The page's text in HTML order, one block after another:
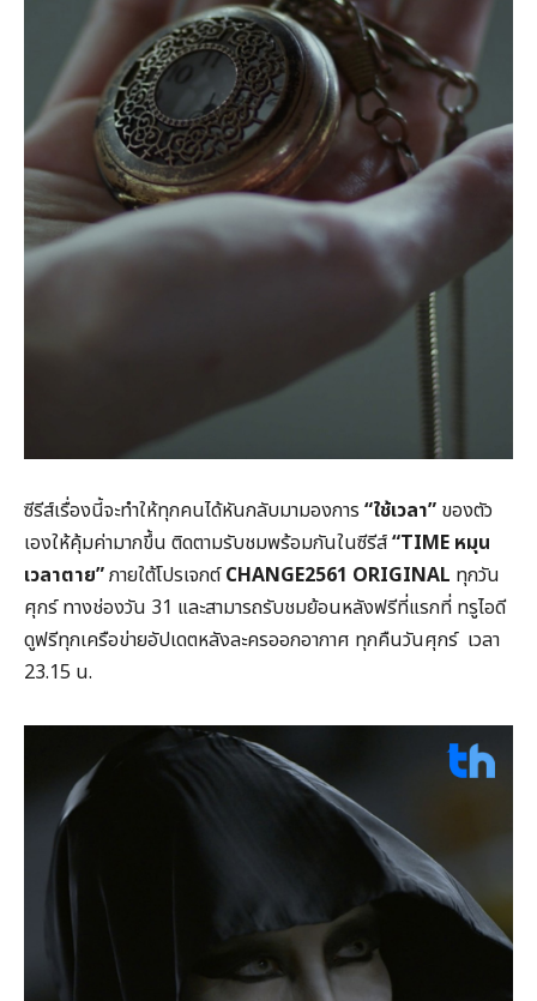
ซีรีส์เรื่องนี้จะทำให้ทุกคนได้หันกลับมามองการ “ใช้เวลา” ของตัว
เองให้คุ้มค่ามากขึ้น ติดตามรับชมพร้อมกันในซีรีส์“TIME หมุน
เวลาตาย”ภายใต้โปรเจกต์CHANGE2561 ORIGINAL ทุกวัน
ศุกร์ ทางช่องวัน 31 และสามารถรับชมย้อนหลังฟรีที่แรกที่ ทรูไอดี
ดูฟรีทุกเครือข่ายอัปเดตหลังละครออกอากาศ ทุกคืนวันศุกร์ เวลา
23.15 น.